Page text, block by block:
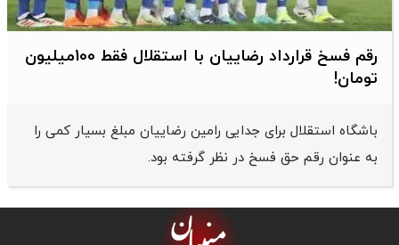
رقم فسخ قرارداد رضاییان با استقلال فقط 100میلیون
تومان!
باشگاه استقلال برای جدایی رامین رضاییان مبلغ بسیار کمی را
به عنوان رقم حق فسخ در نظر گرفته بود.